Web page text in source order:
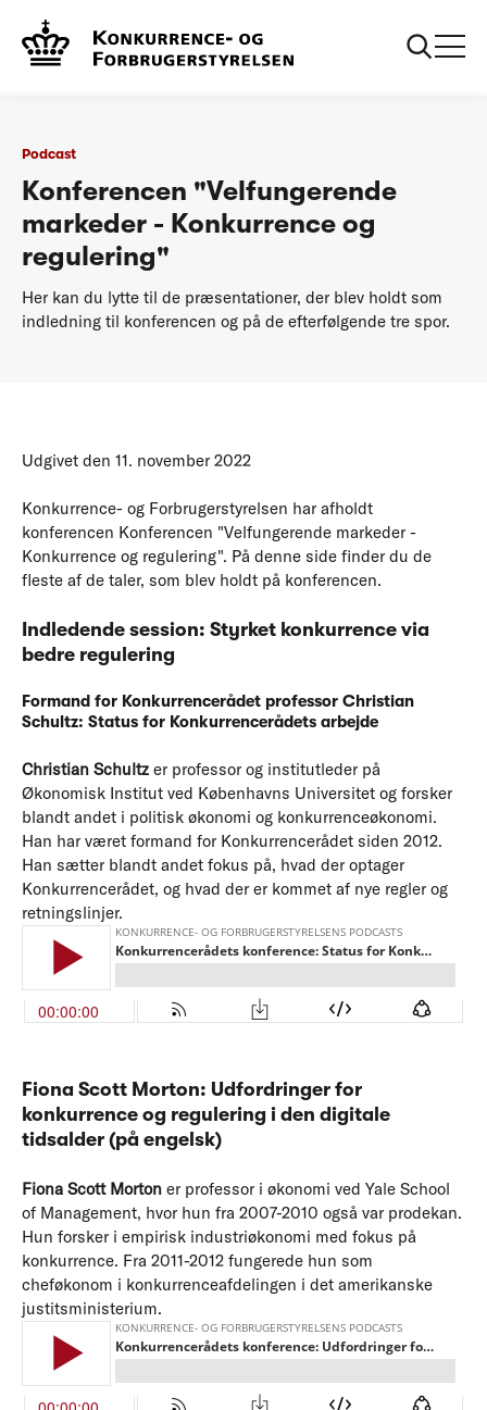
Podcasts
Podcast
Konferencen "Velfungerende
markeder - Konkurrence og
regulering"
Her kan du lytte til de præsentationer, der blev holdt som
indledning til konferencen og på de efterfølgende tre spor.
Udgivet den 11. november 2022
Konkurrence- og Forbrugerstyrelsen har afholdt
konferencen Konferencen "Velfungerende markeder -
Konkurrence og regulering". På denne side finder du de
fleste af de taler, som blev holdt på konferencen.
Indledende session: Styrket konkurrence via
bedre regulering
Formand for Konkurrencerådet professor Christian
Schultz: Status for Konkurrencerådets arbejde
Christian Schultz er professor og institutleder på
Økonomisk Institut ved Københavns Universitet og forsker
blandt andet i politisk økonomi og konkurrenceøkonomi.
Han har været formand for Konkurrencerådet siden 2012.
Han sætter blandt andet fokus på, hvad der optager
Konkurrencerådet, og hvad der er kommet af nye regler og
retningslinjer.
Fiona Scott Morton: Udfordringer for
konkurrence og regulering i den digitale
tidsalder (på engelsk)
Fiona Scott Morton er professor i økonomi ved Yale School
of Management, hvor hun fra 2007-2010 også var prodekan.
Hun forsker i empirisk industriøkonomi med fokus på
konkurrence. Fra 2011-2012 fungerede hun som
cheføkonom i konkurrenceafdelingen i det amerikanske
justitsministerium.